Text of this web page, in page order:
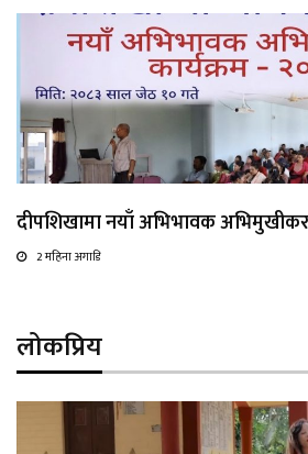
दीपशिखामा नयाँ अभिभावक
2 महिना अगाडि
लोकप्रिय